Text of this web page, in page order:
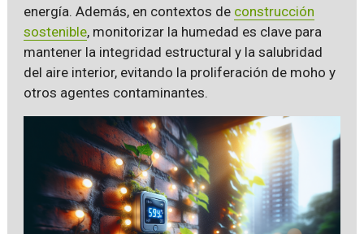
energía. Además, en contextos de construcción
sostenible, monitorizar la humedad es clave para
mantener la integridad estructural y la salubridad
del aire interior, evitando la proliferación de moho y
otros agentes contaminantes.